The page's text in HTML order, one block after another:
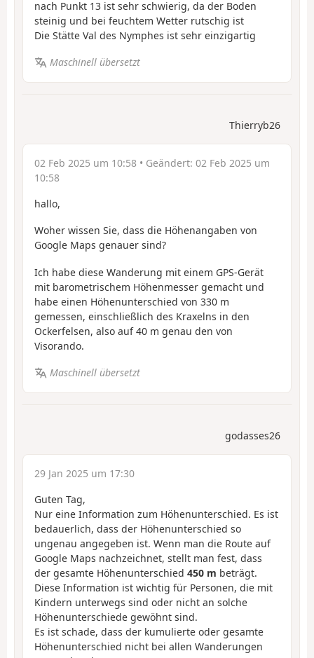
nach Punkt 13 ist sehr schwierig, da der Boden
steinig und bei feuchtem Wetter rutschig ist
Die Stätte Val des Nymphes ist sehr einzigartig
Maschinell übersetzt
Thierryb26
02 Feb 2025 um 10:58 • Geändert: 02 Feb 2025 um
10:58
hallo,
Woher wissen Sie, dass die Höhenangaben von
Google Maps genauer sind?
Ich habe diese Wanderung mit einem GPS-Gerät
mit barometrischem Höhenmesser gemacht und
habe einen Höhenunterschied von 330 m
gemessen, einschließlich des Kraxelns in den
Ockerfelsen, also auf 40 m genau den von
Visorando.
Maschinell übersetzt
godasses26
29 Jan 2025 um 17:30
Guten Tag,
Nur eine Information zum Höhenunterschied. Es ist
bedauerlich, dass der Höhenunterschied so
ungenau angegeben ist. Wenn man die Route auf
Google Maps nachzeichnet, stellt man fest, dass
der gesamte Höhenunterschied 450 m beträgt.
Diese Information ist wichtig für Personen, die mit
Kindern unterwegs sind oder nicht an solche
Höhenunterschiede gewöhnt sind.
Es ist schade, dass der kumulierte oder gesamte
Höhenunterschied nicht bei allen Wanderungen